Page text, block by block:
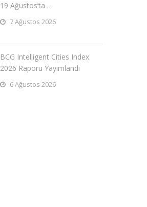
19 Ağustos’ta …
7 Ağustos 2026
BCG Intelligent Cities Index
2026 Raporu Yayımlandı
6 Ağustos 2026